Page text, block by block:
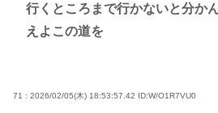
行くところまで行かないと分か
えよこの道を
71 : 2026/02/05(木) 18:53:57.42 ID:W/O1R7VU0